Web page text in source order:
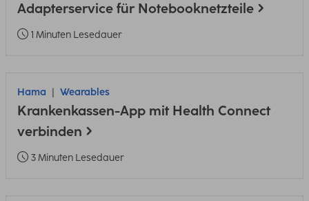
Adapterservice für Notebooknetzteile
1 Minuten Lesedauer
Hama Wearables
Krankenkassen-App mit Health Connect
verbinden
3 Minuten Lesedauer